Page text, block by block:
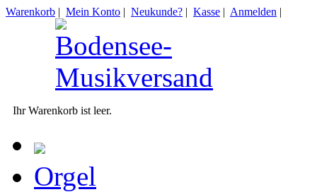
Warenkorb | Mein Konto | Neukunde? | Kasse | Anmelden |
Ihr Warenkorb ist leer.
Orgel